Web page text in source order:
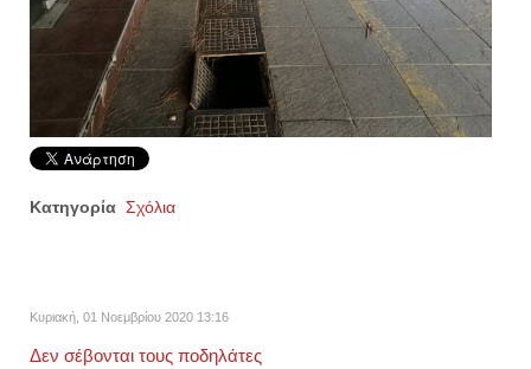
Κατηγορία Σχόλια
Κυριακή, 01 Νοεμβρίου 2020 13:16
Δεν σέβονται τους ποδηλάτες